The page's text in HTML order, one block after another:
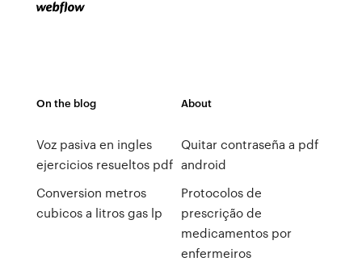
On the blog
Voz pasiva en ingles
ejercicios resueltos pdf
Conversion metros
cubicos a litros gas lp
About
Quitar contraseña a pdf
android
Protocolos de
prescrição de
medicamentos por
enfermeiros